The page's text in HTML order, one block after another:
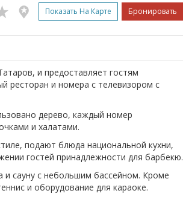
Показать На Карте Бронировать
и предоставляет гостям
ресторан и номера с телевизором с
дерево, каждый номер
и халатами.
​​подают блюда национальной кухни,
гостей принадлежности для барбекю.
и сауну с небольшим бассейном. Кроме
и оборудование для караоке.